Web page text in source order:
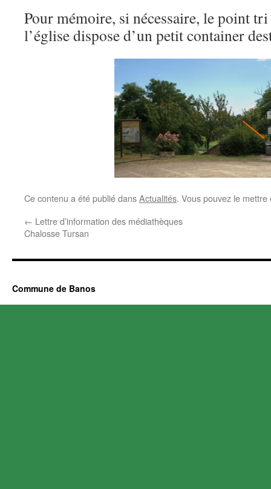
Pour mémoire, si nécessaire, le point
l’église dispose d’un petit container
Ce contenu a été publié dansActualités. Vous pouvez le
← Lettre d’information des médiathèques
Chalosse Tursan
Commune de Banos